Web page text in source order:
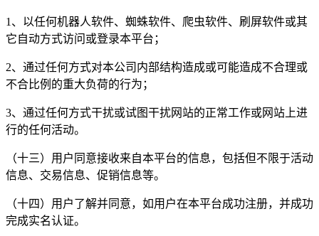
1、以任何机器人软件、蜘蛛软件、爬虫软件、刷屏软件或其
它自动方式访问或登录本平台；
2、通过任何方式对本公司内部结构造成或可能造成不合理或
不合比例的重大负荷的行为；
3、通过任何方式干扰或试图干扰网站的正常工作或网站上进
行的任何活动。
（十三）用户同意接收来自本平台的信息，包括但不限于活动
信息、交易信息、促销信息等。
（十四）用户了解并同意，如用户在本平台成功注册，并成功
完成实名认证。